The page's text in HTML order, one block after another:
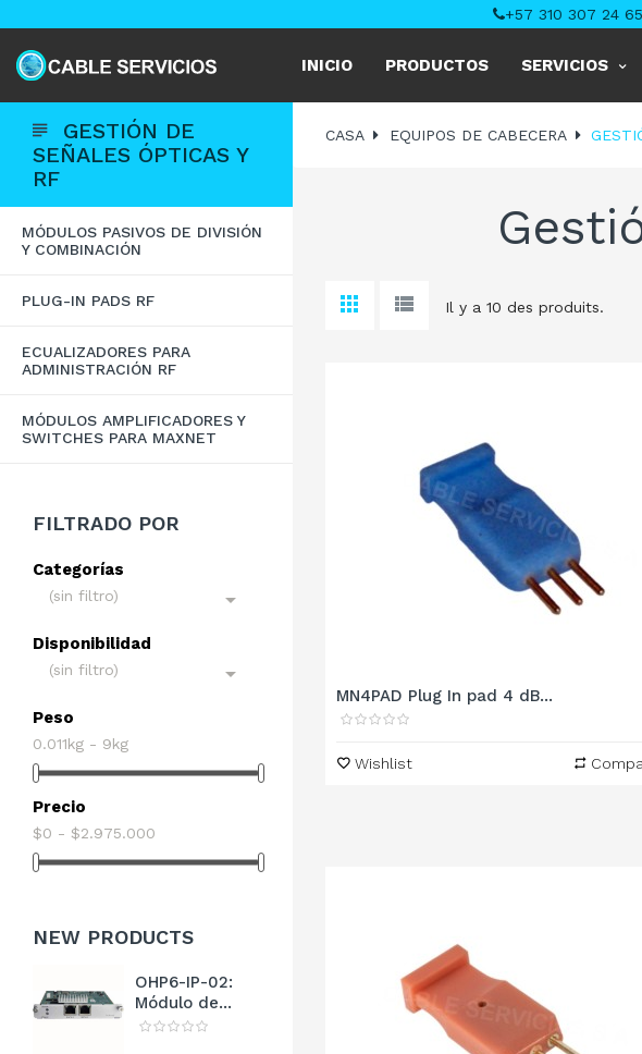
+57 310 307 24 65
INICIO PRODUCTOS SERVICIOS
GESTIÓN DE
SEÑALES ÓPTICAS Y
RF
MÓDULOS PASIVOS DE DIVISIÓN
Y COMBINACIÓN
PLUG-IN PADS RF
ECUALIZADORES PARA
ADMINISTRACIÓN RF
MÓDULOS AMPLIFICADORES Y
SWITCHES PARA MAXNET
FILTRADO POR
Categorías
(sin filtro) 
Disponibilidad
(sin filtro) 
Peso
0.011kg - 9kg
Precio
$0 - $2.975.000
NEW PRODUCTS
OHP6-IP-02:
Módulo de...
CASA EQUIPOS DE CABECERA
Il y a 10 des produits.
MN4PAD Plug In pad 4 dB...
Wishlist